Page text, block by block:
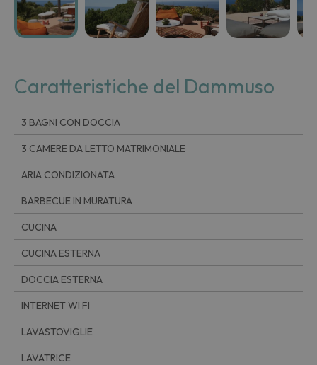
Caratteristiche del Dammuso
3 BAGNI CON DOCCIA
3 CAMERE DA LETTO MATRIMONIALE
ARIA CONDIZIONATA
BARBECUE IN MURATURA
CUCINA
CUCINA ESTERNA
DOCCIA ESTERNA
INTERNET WI FI
LAVASTOVIGLIE
LAVATRICE